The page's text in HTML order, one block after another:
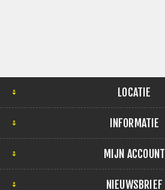
LOCATIE
INFORMATIE
MIJN ACCOUNT
NIEUWSBRIEF